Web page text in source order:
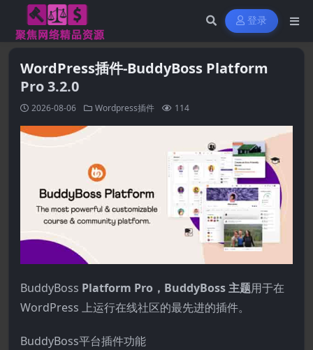
登录
WordPress插件-BuddyBoss Platform
Pro 3.2.0
2026-08-06 Wordpress插件 114
BuddyBoss Platform Pro，BuddyBoss 主题用于在
WordPress 上运行在线社区的最先进的插件。
BuddyBoss平台插件功能